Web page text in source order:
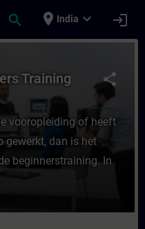
search place India expand_more login
Beginners
share
Training
vooropleiding of heeft
gewerkt, dan is het
beginnerstraining. In